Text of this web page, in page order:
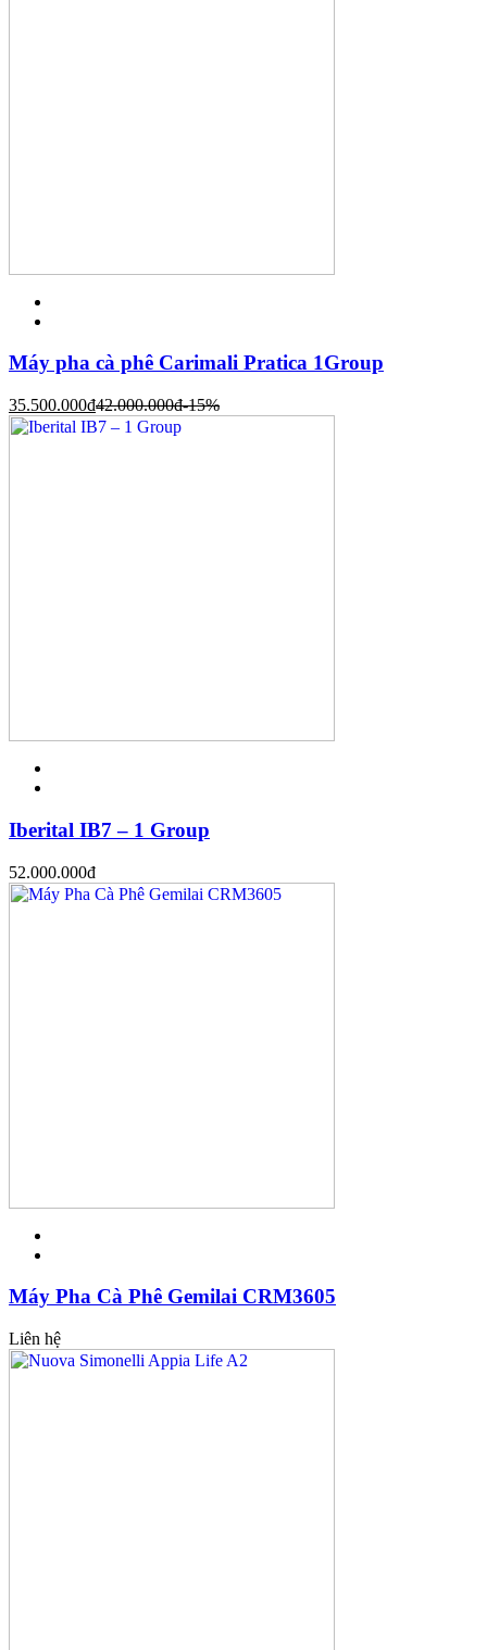
Máy pha cà phê Carimali Pratica 1Group
35.500.000đ42.000.000đ-15%
Iberital IB7 – 1 Group
52.000.000đ
Máy Pha Cà Phê Gemilai CRM3605
Liên hệ